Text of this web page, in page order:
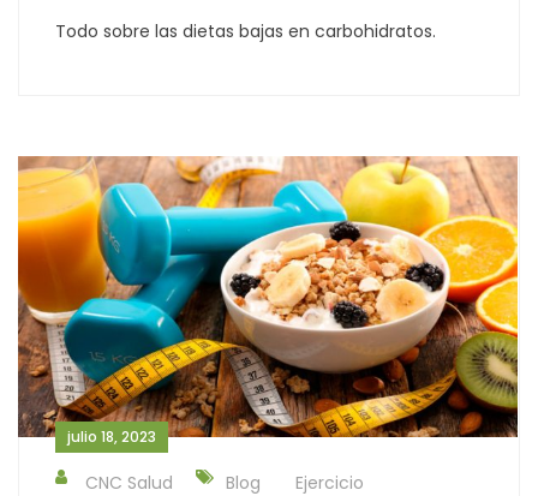
Todo sobre las dietas bajas en carbohidratos.
julio 18, 2023
CNC Salud Blog
Ejercicio